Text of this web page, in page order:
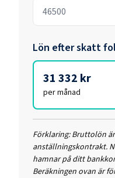
Lön efter skatt
31 332 kr
per månad
Förklaring: Bruttolön
anställningskontrakt.
hamnar på ditt
Beräkningen ovan är